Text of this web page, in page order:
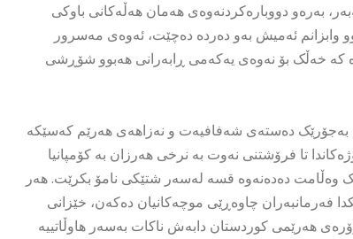
بەرەو دووبارەکردنەوەی هەمان هەڵەکانی باوکی
وابزانم ئەمیش بەو دەردە دەچێت، ئەوەی مەسرور
کە خەڵک بۆ نەوەی یەکەمی ڕابەرانی هەبوو شۆڕشی
بەجۆرێک دەستەی شەفافیەت و نەزاهەی هەرێم کەسێکە
تا فرۆشتنی نەوت بە نرخی هەرزان بە کۆمپانیا
وەڵامت دەدەنەوە قسە لەسەر شتێکی نامۆ بکرێت. هەر
فەرمانبەران چاوەڕێی موچەکانیان دەکەن، خێزانی
زۆرەی هەرێمی کوردستان دابەش ناکات بەسەر هاوڵاتییە